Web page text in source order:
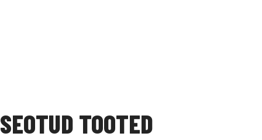
SEOTUD TOOTED